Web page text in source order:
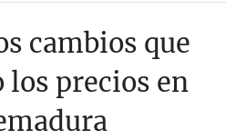
cambios que
precios en